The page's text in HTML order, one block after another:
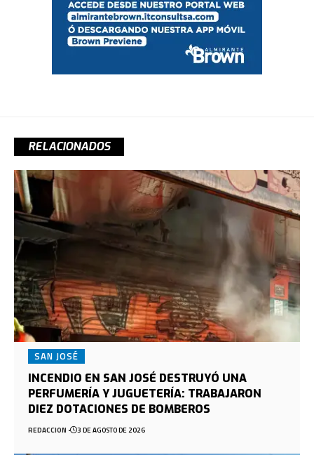
RELACIONADOS
SAN JOSÉ
INCENDIO EN SAN JOSÉ DESTRUYÓ UNA
PERFUMERÍA Y JUGUETERÍA: TRABAJARON
DIEZ DOTACIONES DE BOMBEROS
REDACCION 3 DE AGOSTO DE 2026